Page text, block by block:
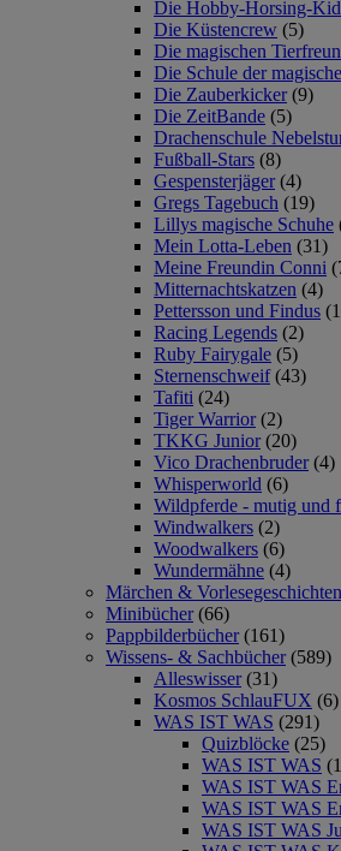
Die Hobby-Horsing-
Die Küstencrew (5)
Die magischen
Die Schule der
Die Zauberkicker (9)
Die ZeitBande (5)
Drachenschule
Fußball-Stars (8)
Gespensterjäger (4)
Gregs Tagebuch (19)
Lillys magische Schuhe
Mein Lotta-Leben (31)
Meine Freundin Conni
Mitternachtskatzen (4)
Pettersson und Findus
Racing Legends (2)
Ruby Fairygale (5)
Sternenschweif (43)
Tafiti (24)
Tiger Warrior (2)
TKKG Junior (20)
Vico Drachenbruder (4)
Whisperworld (6)
Wildpferde - mutig und
Windwalkers (2)
Woodwalkers (6)
Wundermähne (4)
Märchen & Vorlesegeschichten
Minibücher (66)
Pappbilderbücher (161)
Wissens- & Sachbücher (589)
Alleswisser (31)
Kosmos SchlauFUX (6)
WAS IST WAS (291)
Quizblöcke (25)
WAS IST WAS
WAS IST WAS
WAS IST WAS
WAS IST WAS